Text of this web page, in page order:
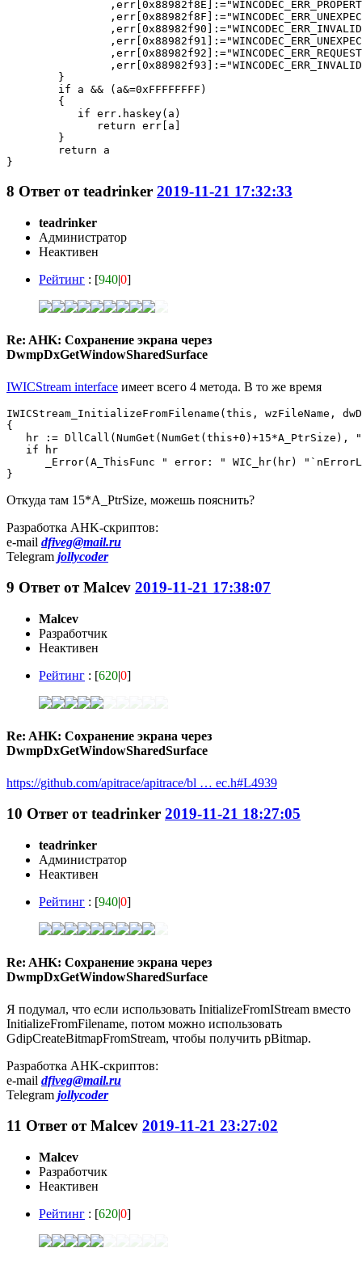
8 Ответ отteadrinker 2019-11-21 17:32:33
teadrinker
Администратор
Неактивен
Рейтинг : [940|0]
Re: AHK: Сохранение экрана через
DwmpDxGetWindowSharedSurface
IWICStream interface имеет всего 4 метода. В то же время
IWICStream_InitializeFromFilename(this, wzFileName,
{
hr := DllCall(NumGet(NumGet(this+0)+15*A_PtrSize),
   if hr
_Error(A_ThisFunc " error: " WIC_hr(hr)
}
Откуда там 15*A_PtrSize, можешь пояснить?
Разработка AHK-скриптов:
e-mail dfiveg@mail.ru
Telegram jollycoder
9 Ответ отMalcev 2019-11-21 17:38:07
Malcev
Разработчик
Неактивен
Рейтинг : [620|0]
Re: AHK: Сохранение экрана через
DwmpDxGetWindowSharedSurface
https://github.com/apitrace/apitrace/bl … ec.h#L4939
10 Ответ отteadrinker 2019-11-21 18:27:05
teadrinker
Администратор
Неактивен
Рейтинг : [940|0]
Re: AHK: Сохранение экрана через
DwmpDxGetWindowSharedSurface
Я подумал, что если использовать InitializeFromIStream вместо
InitializeFromFilename, потом можно использовать
GdipCreateBitmapFromStream, чтобы получить pBitmap.
Разработка AHK-скриптов:
e-mail dfiveg@mail.ru
Telegram jollycoder
11 Ответ отMalcev 2019-11-21 23:27:02
Malcev
Разработчик
Неактивен
Рейтинг : [620|0]